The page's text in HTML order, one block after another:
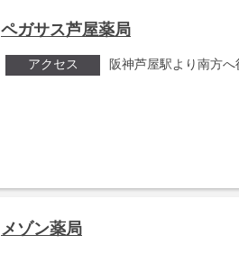
ペガサス芦屋薬局
アクセス 阪神芦屋駅より南方へ
メゾン薬局